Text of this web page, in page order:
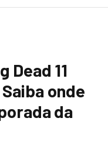
Dead 11
onde
da